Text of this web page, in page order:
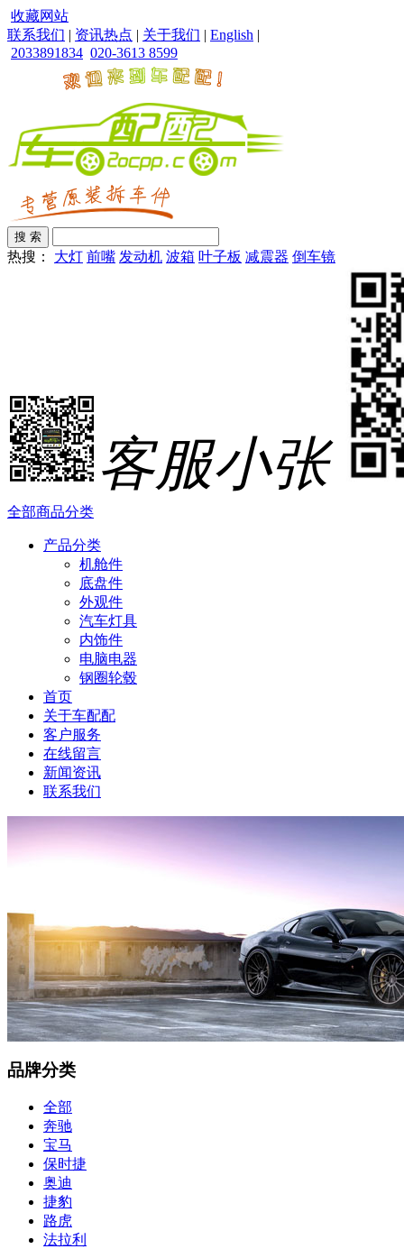
收藏网站
联系我们 | 资讯热点 | 关于我们 | English |
2033891834 020-3613 8599
热搜： 大灯 前嘴 发动机 波箱 叶子板 减震器 倒车镜
客服小张
全部商品分类
产品分类
机舱件
底盘件
外观件
汽车灯具
内饰件
电脑电器
钢圈轮毂
首页
关于车配配
客户服务
在线留言
新闻资讯
联系我们
品牌分类
全部
奔驰
宝马
保时捷
奥迪
捷豹
路虎
法拉利